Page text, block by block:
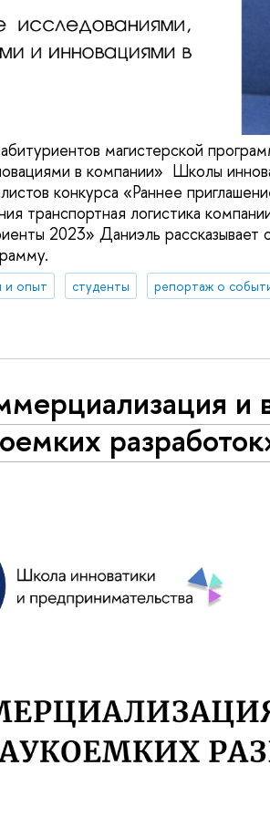
магистерской
в компании» Школы
конкурса «Раннее
транспортная логистика
2023» Даниэль рассказывает
и опыт студенты репортаж о
и